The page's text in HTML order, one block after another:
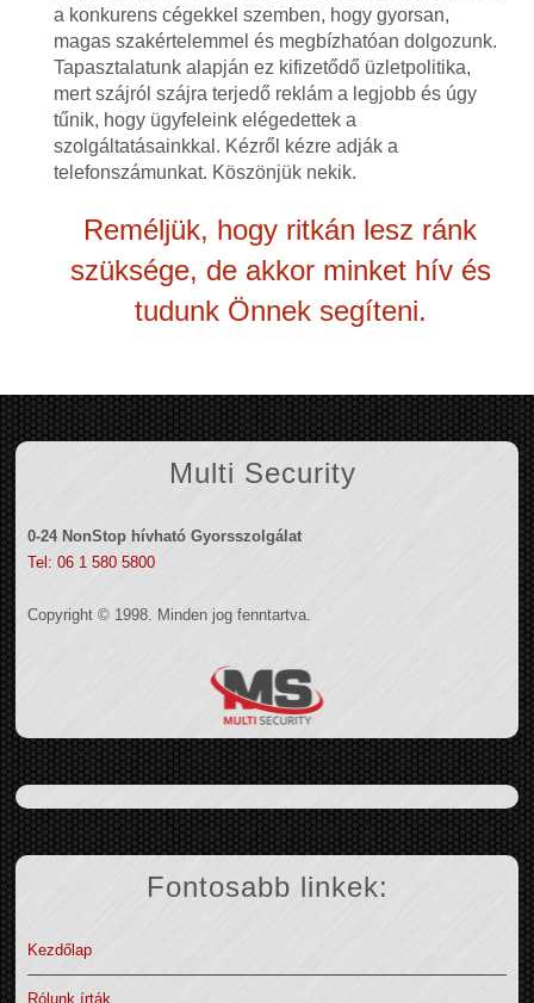
a konkurens cégekkel szemben, hogy gyorsan,
magas szakértelemmel és megbízhatóan dolgozunk.
Tapasztalatunk alapján ez kifizetődő üzletpolitika,
mert szájról szájra terjedő reklám a legjobb és úgy
tűnik, hogy ügyfeleink elégedettek a
szolgáltatásainkkal. Kézről kézre adják a
telefonszámunkat. Köszönjük nekik.
Reméljük, hogy ritkán lesz ránk
szüksége, de akkor minket hív és
tudunk Önnek segíteni.
Multi Security
0-24 NonStop hívható Gyorsszolgálat
Tel: 06 1 580 5800
Copyright © 1998. Minden jog fenntartva.
Fontosabb linkek:
Kezdőlap
Rólunk írták